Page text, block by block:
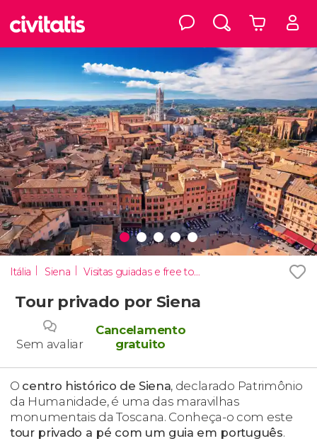
Itália Siena Visitas guiadas e free tours
Tour privado por Siena
Sem avaliar
Cancelamento
gratuito
O centro histórico de Siena, declarado Patrimônio
da Humanidade, é uma das maravilhas
monumentais da Toscana. Conheça-o com este
tour privado a pé com um guia em português.